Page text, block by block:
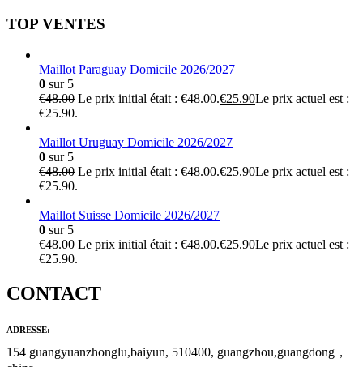
TOP VENTES
Maillot Paraguay Domicile 2026/2027
0 sur 5
€48.00 Le prix initial était : €48.00.€25.90Le prix actuel est :
€25.90.
Maillot Uruguay Domicile 2026/2027
0 sur 5
€48.00 Le prix initial était : €48.00.€25.90Le prix actuel est :
€25.90.
Maillot Suisse Domicile 2026/2027
0 sur 5
€48.00 Le prix initial était : €48.00.€25.90Le prix actuel est :
€25.90.
CONTACT
ADRESSE:
154 guangyuanzhonglu,baiyun, 510400, guangzhou,guangdong，